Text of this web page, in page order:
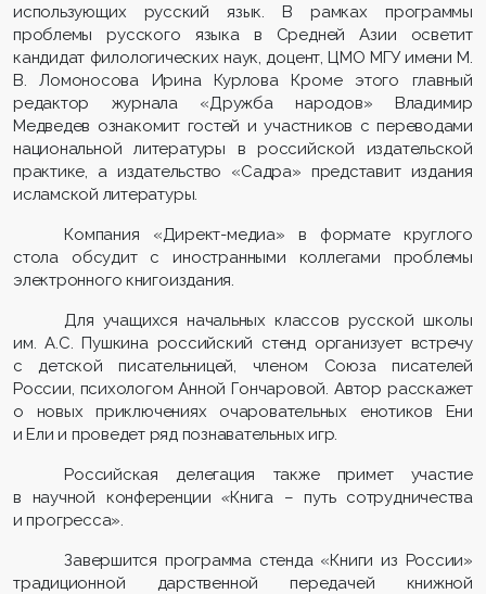
использующих русский язык. В рамках программы
проблемы русского языка в Средней Азии осветит
кандидат филологических наук, доцент, ЦМО МГУ имени М.
В. Ломоносова Ирина Курлова Кроме этого главный
редактор журнала «Дружба народов» Владимир
Медведев ознакомит гостей и участников с переводами
национальной литературы в российской издательской
практике, а издательство «Садра» представит издания
исламской литературы.
Компания «Директ-медиа» в формате круглого
стола обсудит с иностранными коллегами проблемы
электронного книгоиздания.
Для учащихся начальных классов русской школы
им. А.С. Пушкина российский стенд организует встречу
с детской писательницей, членом Союза писателей
России, психологом Анной Гончаровой. Автор расскажет
о новых приключениях очаровательных енотиков Ени
и Ели и проведет ряд познавательных игр.
Российская делегация также примет участие
в научной конференции«Книга – путь сотрудничества
и прогресса».
Завершится программа стенда «Книги из России»
традиционной дарственной передачей книжной